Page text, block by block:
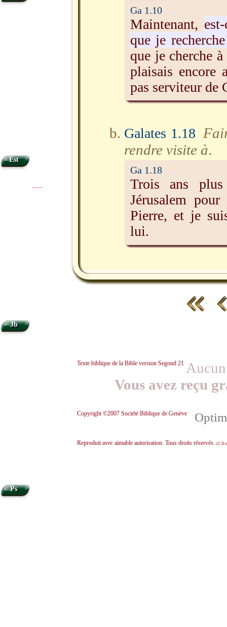
Ga 1.10
Maintenant,
que je
que je cherche
plaisais encore
pas serviteur de
Galates 1.18
rendre visite à.
Ga 1.18
Trois ans
Jérusalem
Pierre, et je
lui.
Texte biblique de la Bible version Segond 21
Vous avez reçu
Copyright ©2007 Société Biblique de Genève
Reproduit avec aimable autorisation. Tous droits réservés.
Est
Jb
Ps